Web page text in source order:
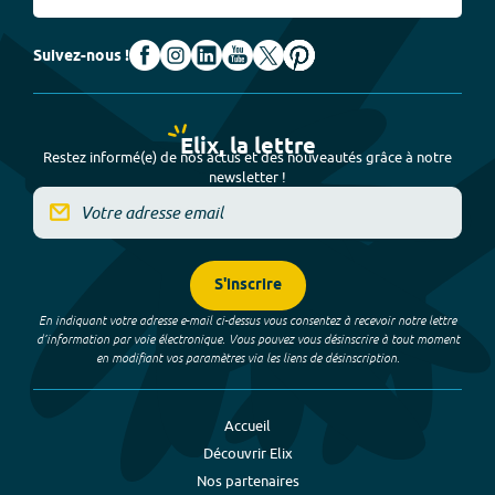
Suivez-nous !
Elix, la lettre
Restez informé(e) de nos actus et des nouveautés grâce à notre
newsletter !
S'inscrire
En indiquant votre adresse e-mail ci-dessus vous consentez à recevoir notre lettre
d’information par voie électronique. Vous pouvez vous désinscrire à tout moment
en modifiant vos paramètres via les liens de désinscription.
Accueil
Découvrir Elix
Nos partenaires